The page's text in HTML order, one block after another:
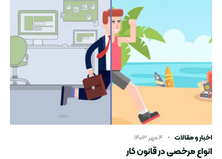
اخبار و مقالات ۴ مهر ۱۴۰۳
انواع مرخصی در قانون کار